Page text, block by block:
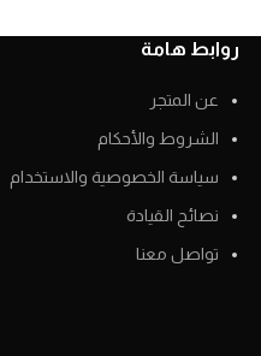
325,00 ر.س.
روابط هامة
عن المتجر
الشروط والأحكام
سياسة الخصوصية والاستخدام
نصائح القيادة
تواصل معنا